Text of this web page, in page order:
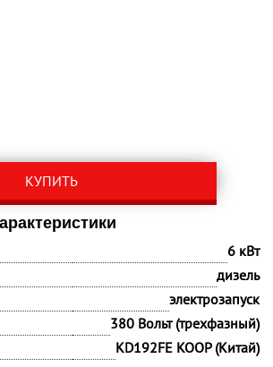
КУПИТЬ
6 кВт
дизель
электрозапуск
380 Вольт (трехфазный)
KD192FE KOOP (Китай)